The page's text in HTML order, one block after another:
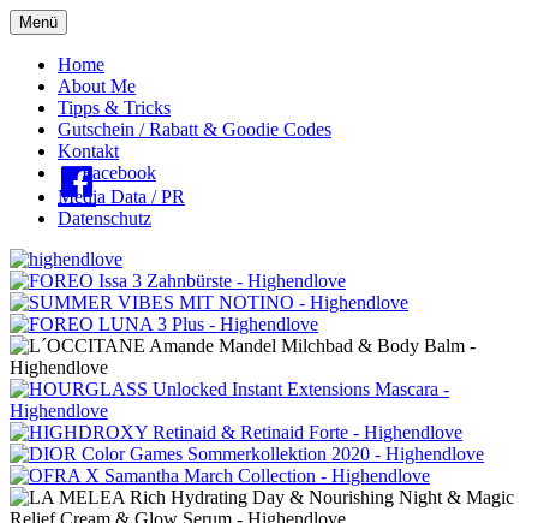
Menü
Oberes
Menü
Home
About Me
Tipps & Tricks
Gutschein / Rabatt & Goodie Codes
Kontakt
Facebook
Media Data / PR
Datenschutz